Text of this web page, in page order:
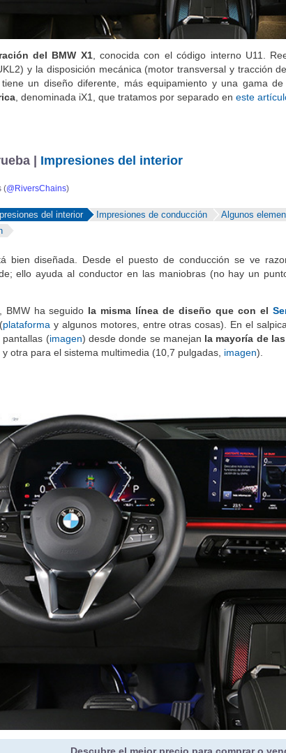
del BMW X1, conocida con el código interno U11.
y la disposición mecánica (motor transversal y tracción
un diseño diferente, más equipamiento y una gama
, denominada iX1, que tratamos por separado en este
| Impresiones del interior
(@RiversChains)
del interior Impresiones de conducción Algunos
bien diseñada. Desde el puesto de conducción se ve
ello ayuda al conductor en las maniobras (no hay un
BMW ha seguido la misma línea de diseño que con el
plataforma y algunos motores, entre otras cosas). En el
pantallas (imagen) desde donde se manejan la mayoría de
y otra para el sistema multimedia (10,7 pulgadas, imagen).